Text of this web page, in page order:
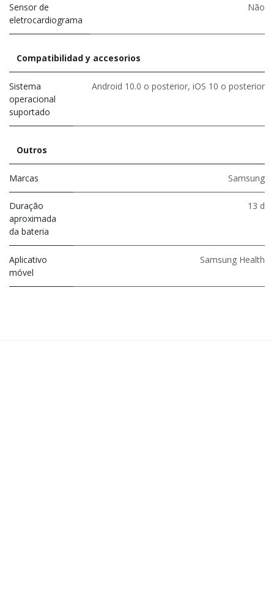
Sensor de
eletrocardiograma
Não
Compatibilidad y accesorios
Sistema
operacional
suportado
Android 10.0 o posterior, iOS 10 o posterior
Outros
Marcas Samsung
Duração
aproximada
da bateria
13 d
Aplicativo
móvel
Samsung Health